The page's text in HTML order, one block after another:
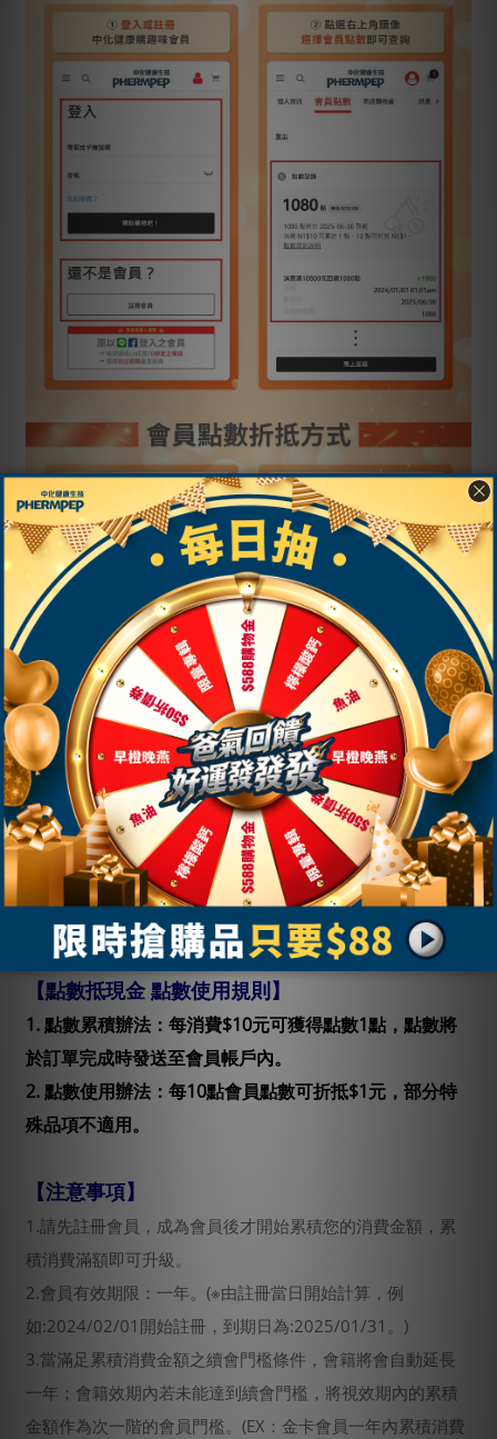
【點數抵現金 點數使用規則】
1. 點數累積辦法：每消費$10元可獲得點數1點，點數將
於訂單完成時發送至會員帳戶內。
2. 點數使用辦法：每10點會員點數可折抵$1元，部分特
殊品項不適用。
【注意事項】
1.請先註冊會員，成為會員後才開始累積您的消費金額，累
積消費滿額即可升級。
2.會員有效期限：一年。(※由註冊當日開始計算，例
如:2024/02/01開始註冊，到期日為:2025/01/31。)
3.當滿足累積消費金額之續會門檻條件，會籍將會自動延長
一年；會籍效期內若未能達到續會門檻，將視效期內的累積
金額作為次一階的會員門檻。(EX：金卡會員一年內累積消費